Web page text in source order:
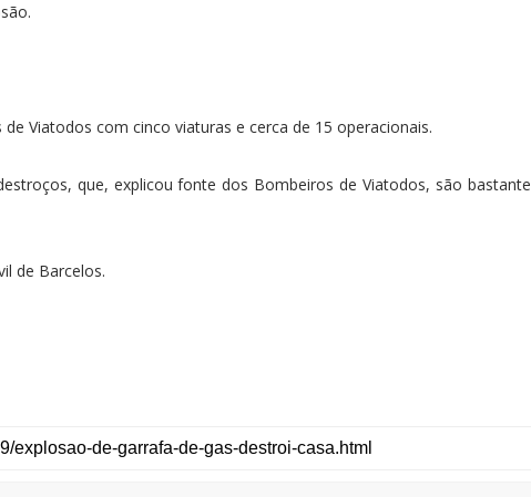
Viatodos com cinco viaturas e cerca de 15 operacionais.
que, explicou fonte dos Bombeiros de Viatodos, são bastante
de Barcelos.